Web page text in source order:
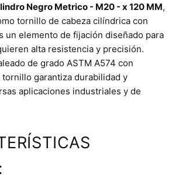
Negro Metrico - M20 - x 120 MM,
tornillo de cabeza cilíndrica con
un elemento de fijación diseñado para
alta resistencia y precisión.
de grado ASTM A574 con
garantiza durabilidad y
aplicaciones industriales y de